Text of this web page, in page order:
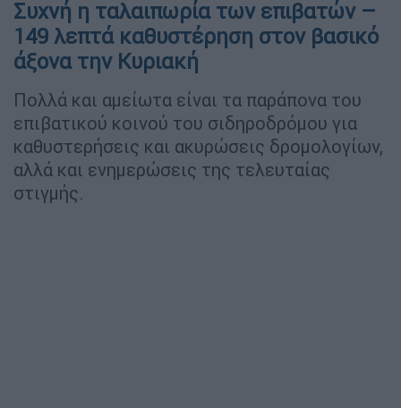
Συχνή η ταλαιπωρία των επιβατών –
149 λεπτά καθυστέρηση στον βασικό
άξονα την Κυριακή
Πολλά και αμείωτα είναι τα παράπονα του
επιβατικού κοινού του σιδηροδρόμου για
καθυστερήσεις και ακυρώσεις δρομολογίων,
αλλά και ενημερώσεις της τελευταίας
στιγμής.